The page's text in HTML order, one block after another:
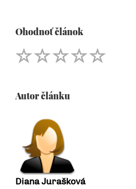
Ohodnoť článok
Autor článku
Diana Jurašková